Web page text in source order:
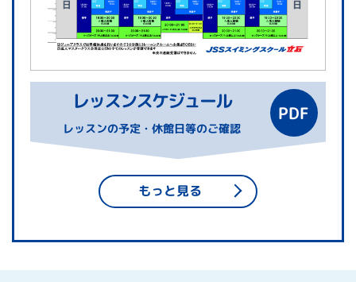
レッスンスケジュール
レッスンの予定・休館日等のご確認
もっと見る